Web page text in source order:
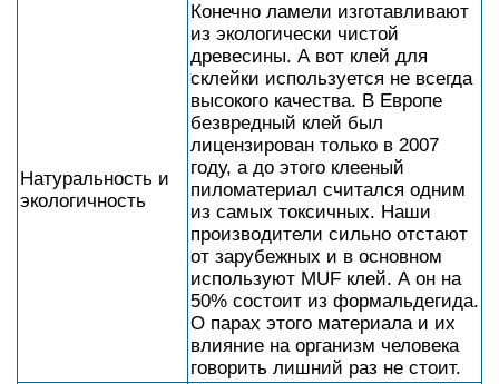
Натуральность и
экологичность
Конечно ламели изготавливают
из экологически чистой
древесины. А вот клей для
склейки используется не всегда
высокого качества. В Европе
безвредный клей был
лицензирован только в 2007
году, а до этого клееный
пиломатериал считался одним
из самых токсичных. Наши
производители сильно отстают
от зарубежных и в основном
используют MUF клей. А он на
50% состоит из формальдегида.
О парах этого материала и их
влияние на организм человека
говорить лишний раз не стоит.